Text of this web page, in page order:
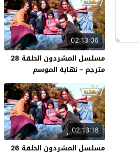
02:13:06
مسلسل المشردون الحلقة 28
مترجم – نهاية الموسم
02:13:16
مسلسل المشردون الحلقة 26